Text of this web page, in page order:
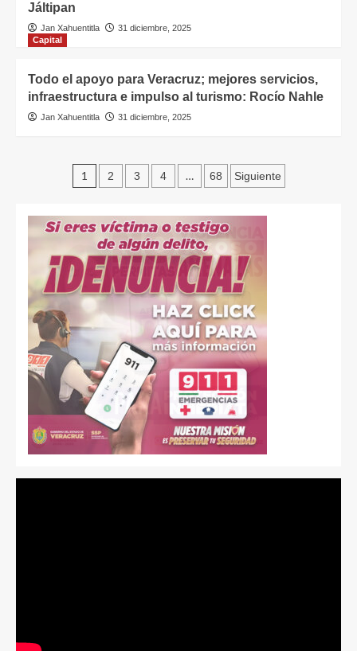
Jáltipan
Jan Xahuentitla
31 diciembre, 2025
Capital
Todo el apoyo para Veracruz; mejores servicios,
infraestructura e impulso al turismo: Rocío Nahle
Jan Xahuentitla 31 diciembre, 2025
1 2 3 4 … 68 Siguiente